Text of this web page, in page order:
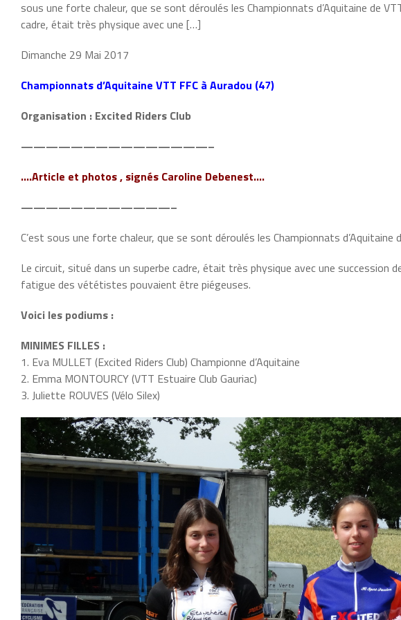
sous une forte chaleur, que se sont déroulés les Championnats d’Aquitaine de
cadre, était très physique avec une […]
Dimanche 29 Mai 2017
Championnats d’Aquitaine VTT FFC à Auradou (47)
Organisation : Excited Riders Club
———————————————–
….Article et photos , signés Caroline Debenest….
————————————–
C’est sous une forte chaleur, que se sont déroulés les Championnats d’Aquitaine
Le circuit, situé dans un superbe cadre, était très physique avec une succession
fatigue des vététistes pouvaient être piégeuses.
Voici les podiums :
MINIMES FILLES :
1. Eva MULLET (Excited Riders Club) Championne d’Aquitaine
2. Emma MONTOURCY (VTT Estuaire Club Gauriac)
3. Juliette ROUVES (Vélo Silex)